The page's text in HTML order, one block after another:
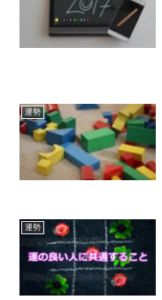
運勢
運勢